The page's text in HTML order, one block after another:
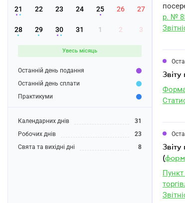
21 22 23 24 25 26 27
28 29 30 31 1 2 3
Увесь місяць
Останній день подання
Останній день сплати
Практикуми
Календарних днів
31
Робочих днів
23
Свята та вихідні дні
8
р. №
звіту про використання книг обліку розрахункових операцій (розрахункових книжок)
(
Пункт